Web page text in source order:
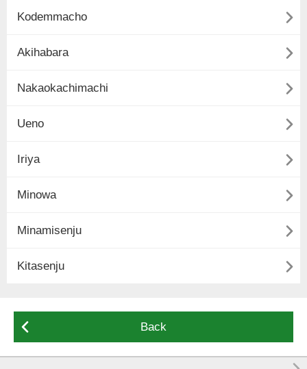
Kodemmacho 
Akihabara 
Nakaokachimachi 
Ueno 
Iriya 
Minowa 
Minamisenju 
Kitasenju 
 Back